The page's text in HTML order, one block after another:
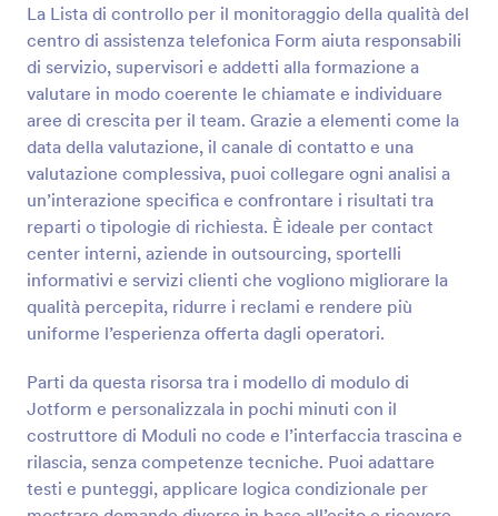
La Lista di controllo per il monitoraggio della qualità del
centro di assistenza telefonica Form aiuta responsabili
di servizio, supervisori e addetti alla formazione a
valutare in modo coerente le chiamate e individuare
aree di crescita per il team. Grazie a elementi come la
data della valutazione, il canale di contatto e una
valutazione complessiva, puoi collegare ogni analisi a
un’interazione specifica e confrontare i risultati tra
reparti o tipologie di richiesta. È ideale per contact
center interni, aziende in outsourcing, sportelli
informativi e servizi clienti che vogliono migliorare la
qualità percepita, ridurre i reclami e rendere più
uniforme l’esperienza offerta dagli operatori.
Parti da questa risorsa tra i modello di modulo di
Jotform e personalizzala in pochi minuti con il
costruttore di Moduli no code e l’interfaccia trascina e
rilascia, senza competenze tecniche. Puoi adattare
testi e punteggi, applicare logica condizionale per
modo che corrisponda allo stile del tuo hotel e
aggiungi uno slogan per promuovere la tua struttura.
Il Costruttore di Moduli di Jotform semplifica
l'aggiunta di immagini, loghi e altro ancora: avrai un
modulo di check-in dell'hotel completamente
personalizzato in pochissimo tempo! Come ospite
dell'hotel, puoi compilare il modulo di check-in
dell'hotel sul tuo computer o dispositivo mobile.
Offriamo anche un'app per entrambe le piattaforme,
così puoi compilare il tuo modulo in movimento in
pochi secondi! E utilizzando le oltre 100 integrazioni
di Jotform, puoi sincronizzare gli invii con la tua
casella di posta elettronica, Google Drive, Dropbox o
qualsiasi altra app nell'elenco. Tieni traccia delle
informazioni di check-in dei tuoi ospiti in tempo
reale con un Modulo di Check-in in Hotel gratuito.
Anteprima